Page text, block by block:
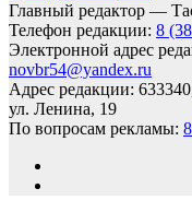
Главный редактор —
Телефон редакции: 8
Электронной адрес
novbr54@yandex.ru
Адрес редакции:
ул. Ленина, 19
По вопросам рекламы: